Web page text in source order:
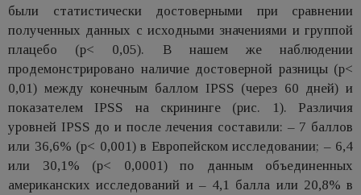
были статистически достоверными при сравнении
полученных данных с исходными значениями и группой
плацебо (p< 0,05). В нашем же наблюдении
продемонстрировано наличие достоверной разницы (p<
0,01) между конечным баллом IPSS (через 60 дней) и
показателем IPSS на скрининге (рис. 1). Различия
уровней IPSS до и после лечения составили: – 7 баллов
или 36,6% (p< 0,001) в Европейском исследовании; – 6,4
или 30,1% (p< 0,0001) по данным объединенных
американских исследований и – 4,1 балла или 20,8% в